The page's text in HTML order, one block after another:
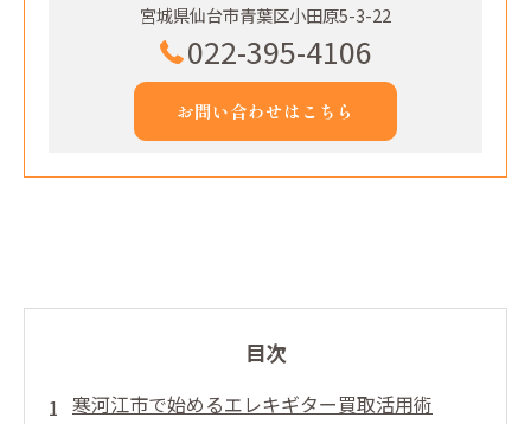
宮城県仙台市青葉区小田原5-3-22
022-395-4106
お問い合わせはこちら
目次
寒河江市で始めるエレキギター買取活用術